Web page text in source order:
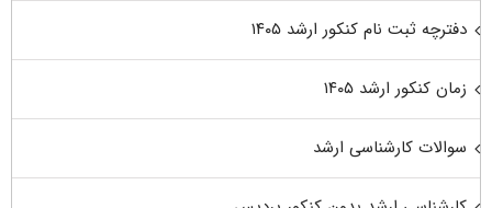
دفترچه ثبت نام کنکور ارشد ۱۴۰۵
زمان کنکور ارشد ۱۴۰۵
سوالات کارشناسی ارشد